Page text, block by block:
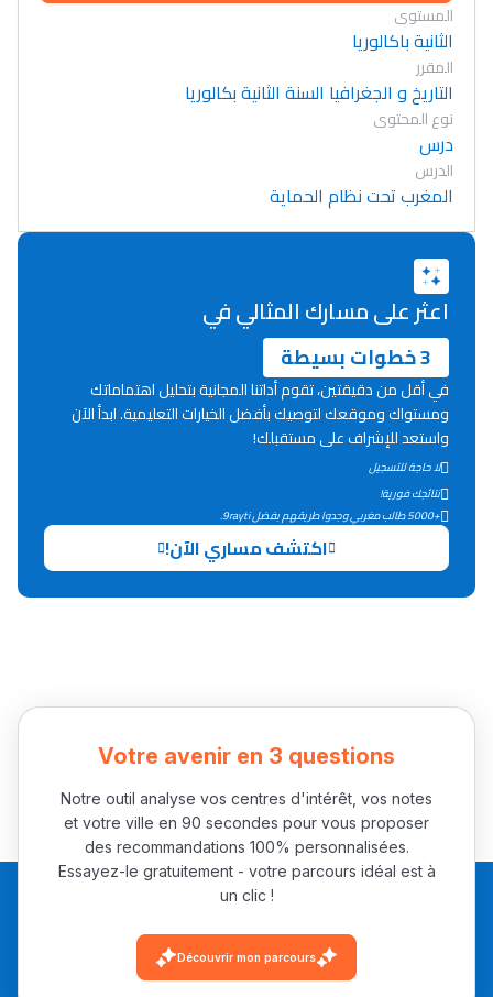
Collège au Maroc
التعليم الثانوي الإعدادي
+ de 78 Sujets
+ de 89 Interviews/Vidéos
المستوى
الثانية باكالوريا
المقرر
التاريخ و الجغرافيا السنة الثانية بكالوريا
نوع المحتوى
درس
الدرس
المغرب تحت نظام الحماية
اعثر على مسارك المثالي في
3 خطوات بسيطة
في أقل من دقيقتين، تقوم أداتنا المجانية بتحليل اهتماماتك
ومستواك وموقعك لتوصيك بأفضل الخيارات التعليمية. ابدأ الآن
واستعد للإشراف على مستقبلك!
لا حاجة للتسجيل
نتائجك فورية!
+5000 طالب مغربي وجدوا طريقهم بفضل 9rayti.
اكتشف مساري الآن!
Votre avenir en 3 questions
Notre outil analyse vos centres d'intérêt, vos notes
et votre ville en 90 secondes pour vous proposer
des recommandations 100% personnalisées.
Essayez-le gratuitement - votre parcours idéal est à
un clic !
Découvrir mon parcours